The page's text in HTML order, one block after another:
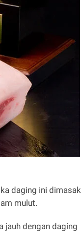
daging ini dimasak
mulut.
jauh dengan daging